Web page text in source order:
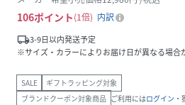
106ポイント 1倍
内訳
local_shipping3-9日以内発送予定
※サイズ・カラーによりお届け日が異なる場合
SALE
ギフトラッピング対象
ブランドクーポン対象商品 ご利用にはログイン ・